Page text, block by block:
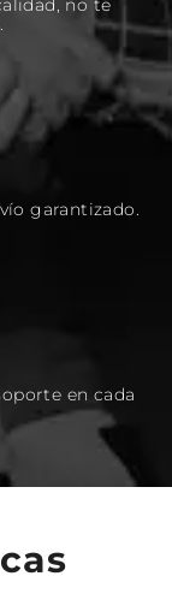
no te
garantizado.
en cada